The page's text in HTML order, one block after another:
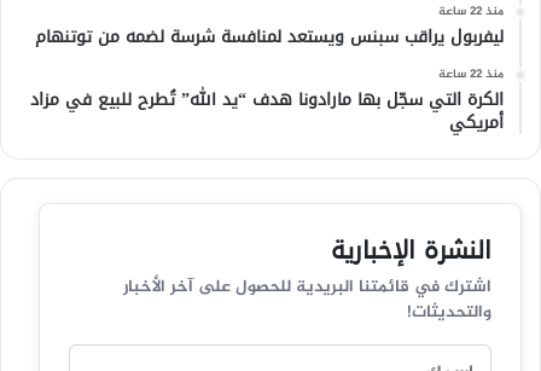
منذ 22 ساعة
ليفربول يراقب سبنس ويستعد لمنافسة شرسة لضمه من توتنهام
منذ 22 ساعة
الكرة التي سجّل بها مارادونا هدف “يد الله” تُطرح للبيع في مزاد
أمريكي
النشرة الإخبارية
اشترك في قائمتنا البريدية للحصول على آخر الأخبار
والتحديثات!